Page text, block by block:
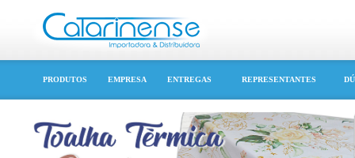
PRODUTOS EMPRESA ENTREGAS REPRESENTANTES